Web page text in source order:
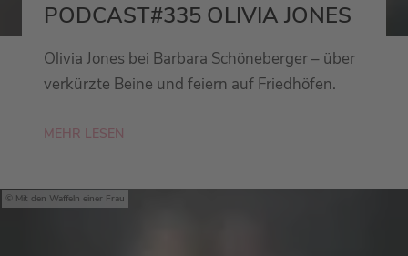
PODCAST#335 OLIVIA JONES
Olivia Jones bei Barbara Schöneberger – über
verkürzte Beine und feiern auf Friedhöfen.
MEHR LESEN
Mit den Waffeln einer Frau